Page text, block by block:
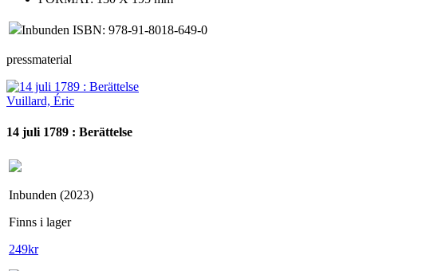
Inbunden ISBN: 978-91-8018-649-0
pressmaterial
Vuillard, Éric
14 juli 1789 : Berättelse
Inbunden (2023)
Finns i lager
249kr